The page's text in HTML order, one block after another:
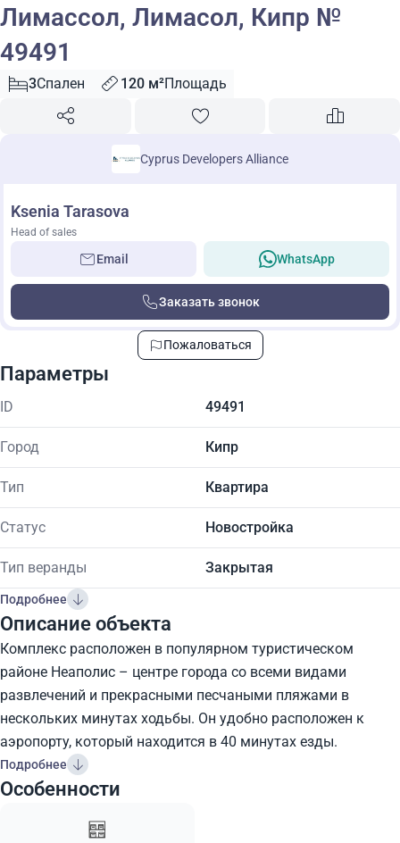
Лимассол, Лимасол, Кипр №
49491
3Спален 120 м²Площадь
Cyprus Developers Alliance
Ksenia Tarasova
Head of sales
Email WhatsApp
Заказать звонок
Пожаловаться
Параметры
ID 49491
Город Кипр
Тип Квартира
Статус Новостройка
Тип веранды Закрытая
Подробнее
Описание объекта
Комплекс расположен в популярном туристическом
районе Неаполис – центре города со всеми видами
развлечений и прекрасными песчаными пляжами в
нескольких минутах ходьбы. Он удобно расположен к
аэропорту, который находится в 40 минутах езды.
Подробнее
Особенности